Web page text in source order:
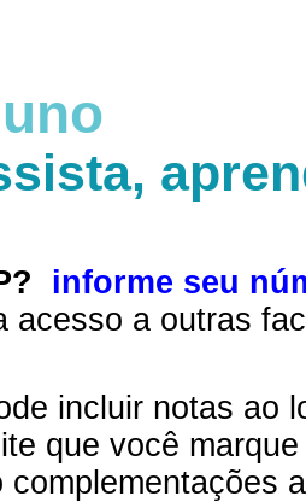
informe seu
acesso a outras
incluir notas ao
que você
complementações